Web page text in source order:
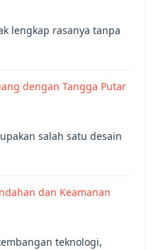
lengkap rasanya tanpa
dengan Tangga Putar
salah satu desain
dan Keamanan
teknologi,